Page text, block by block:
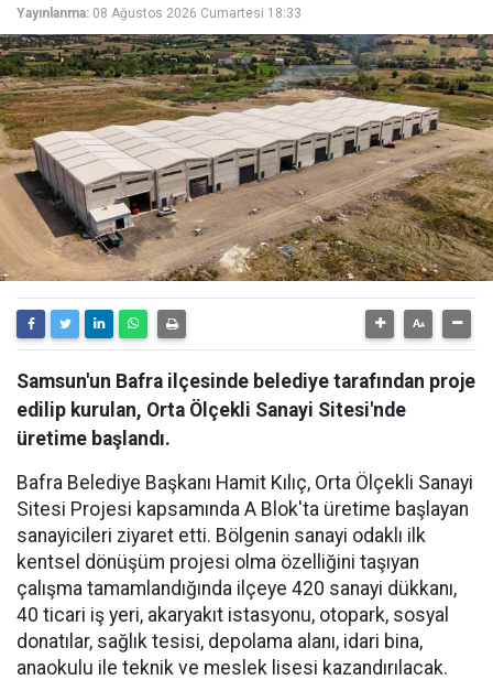
Yayınlanma: 08 Ağustos 2026 Cumartesi 18:33
Samsun'un Bafra ilçesinde belediye tarafından proje
edilip kurulan, Orta Ölçekli Sanayi Sitesi'nde
üretime başlandı.
Bafra Belediye Başkanı Hamit Kılıç, Orta Ölçekli Sanayi
Sitesi Projesi kapsamında A Blok'ta üretime başlayan
sanayicileri ziyaret etti. Bölgenin sanayi odaklı ilk
kentsel dönüşüm projesi olma özelliğini taşıyan
çalışma tamamlandığında ilçeye 420 sanayi dükkanı,
40 ticari iş yeri, akaryakıt istasyonu, otopark, sosyal
donatılar, sağlık tesisi, depolama alanı, idari bina,
anaokulu ile teknik ve meslek lisesi kazandırılacak.